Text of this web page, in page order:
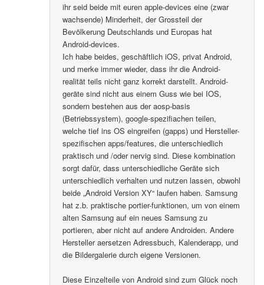
ihr seid beide mit euren apple-devices eine (zwar
wachsende) Minderheit, der Grossteil der
Bevölkerung Deutschlands und Europas hat
Android-devices.
Ich habe beides, geschäftlich iOS, privat Android,
und merke immer wieder, dass ihr die Android-
realität teils nicht ganz korrekt darstellt. Android-
geräte sind nicht aus einem Guss wie bei IOS,
sondern bestehen aus der aosp-basis
(Betriebssystem), google-spezifiachen teilen,
welche tief ins OS eingreifen (gapps) und Hersteller-
spezifischen apps/features, die unterschiedlich
praktisch und /oder nervig sind. Diese kombination
sorgt dafür, dass unterschiedliche Geräte sich
unterschiedlich verhalten und nutzen lassen, obwohl
beide „Android Version XY“ laufen haben. Samsung
hat z.b. praktische portier-funktionen, um von einem
alten Samsung auf ein neues Samsung zu
portieren, aber nicht auf andere Androiden. Andere
Hersteller aersetzen Adressbuch, Kalenderapp, und
die Bildergalerie durch eigene Versionen.
Diese Einzelteile von Android sind zum Glück noch